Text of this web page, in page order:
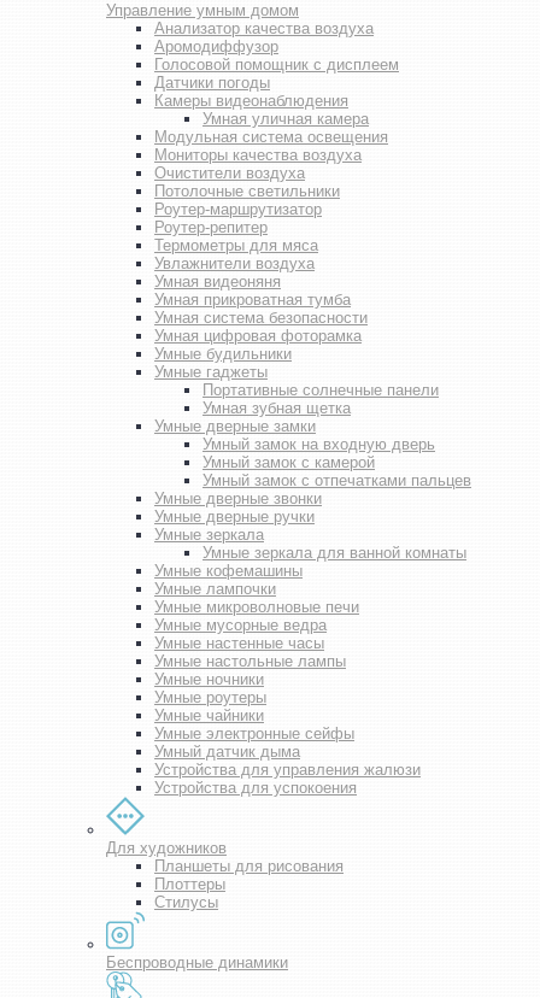
Управление умным домом
Анализатор качества воздуха
Аромодиффузор
Голосовой помощник с дисплеем
Датчики погоды
Камеры видеонаблюдения
Умная уличная камера
Модульная система освещения
Мониторы качества воздуха
Очистители воздуха
Потолочные светильники
Роутер-маршрутизатор
Роутер-репитер
Термометры для мяса
Увлажнители воздуха
Умная видеоняня
Умная прикроватная тумба
Умная система безопасности
Умная цифровая фоторамка
Умные будильники
Умные гаджеты
Портативные солнечные панели
Умная зубная щетка
Умные дверные замки
Умный замок на входную дверь
Умный замок с камерой
Умный замок с отпечатками пальцев
Умные дверные звонки
Умные дверные ручки
Умные зеркала
Умные зеркала для ванной комнаты
Умные кофемашины
Умные лампочки
Умные микроволновые печи
Умные мусорные ведра
Умные настенные часы
Умные настольные лампы
Умные ночники
Умные роутеры
Умные чайники
Умные электронные сейфы
Умный датчик дыма
Устройства для управления жалюзи
Устройства для успокоения
Для художников
Планшеты для рисования
Плоттеры
Стилусы
Беспроводные динамики